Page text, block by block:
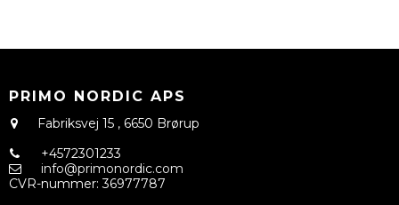
PRIMO NORDIC APS
Fabriksvej 15 , 6650 Brørup
+4572301233
info@primonordic.com
CVR-nummer: 36977787